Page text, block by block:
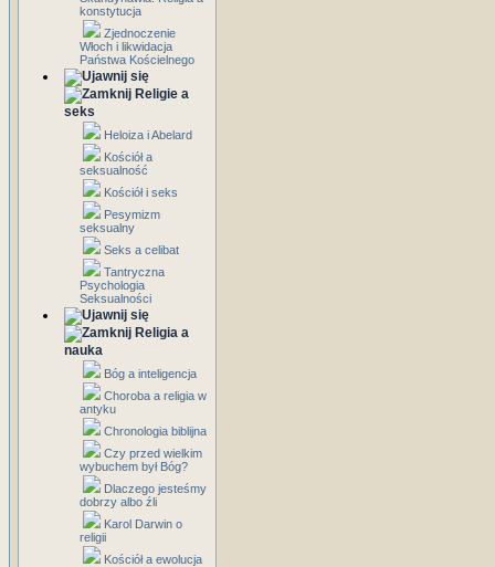
konstytucja
Zjednoczenie
Włoch i likwidacja
Państwa Kościelnego
Religie a
seks
Heloiza i Abelard
Kościół a
seksualność
Kościół i seks
Pesymizm
seksualny
Seks a celibat
Tantryczna
Psychologia
Seksualności
Religia a
nauka
Bóg a inteligencja
Choroba a religia w
antyku
Chronologia biblijna
Czy przed wielkim
wybuchem był Bóg?
Dlaczego jesteśmy
dobrzy albo źli
Karol Darwin o
religii
Kościół a ewolucja